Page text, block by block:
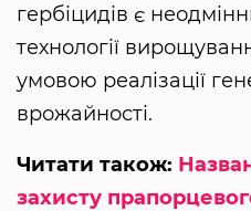
гербіцидів є
технології
умовою реалізації
врожайності.
Читати також:
захисту